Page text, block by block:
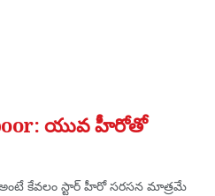
యువ హీరోతో
కేవ‌లం స్టార్ హీరో స‌ర‌స‌న మాత్ర‌మే